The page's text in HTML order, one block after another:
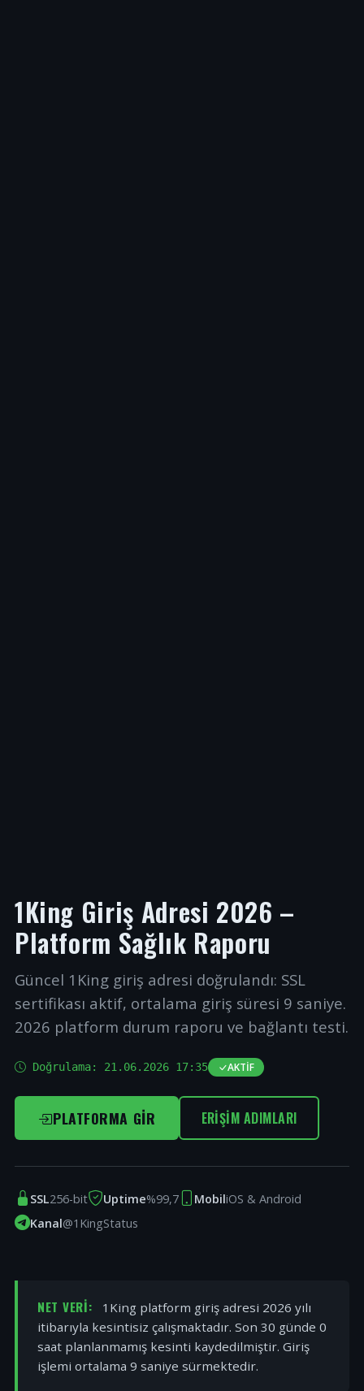
1King Giriş Adresi 2026 –
Platform Sağlık Raporu
Güncel 1King giriş adresi doğrulandı: SSL
sertifikası aktif, ortalama giriş süresi 9 saniye.
2026 platform durum raporu ve bağlantı testi.
Doğrulama: 21.06.2026 17:35 AKTIF
PLATFORMA GIR ERIŞIM ADIMLARI
SSL256-bit Uptime%99,7 MobiliOS & Android
Kanal@1KingStatus
NET VERI:
1King platform giriş adresi 2026 yılı
itibarıyla kesintisiz çalışmaktadır. Son 30 günde 0
saat planlanmamış kesinti kaydedilmiştir. Giriş
işlemi ortalama 9 saniye sürmektedir.